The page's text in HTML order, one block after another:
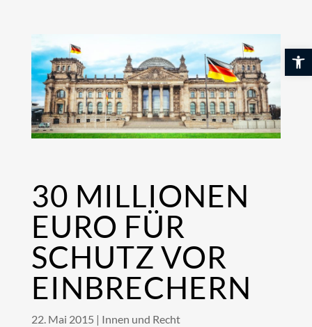
30 MILLIONEN
EURO FÜR
SCHUTZ VOR
EINBRECHERN
22. Mai 2015 | Innen und Recht